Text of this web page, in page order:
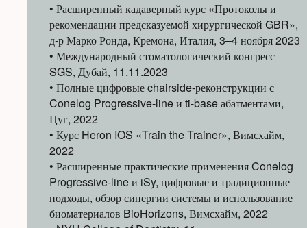
• Расширенный кадаверный курс «Протоколы и
рекомендации предсказуемой хирургической GBR»,
д-р Марко Ронда, Кремона, Италия, 3–4 ноября 2023
• Международный стоматологический конгресс
SGS, Дубай, 11.11.2023
• Полные цифровые chairside-реконструкции с
Conelog Progressive-line и ti-base абатментами,
Цуг, 2022
• Курс Heron IOS «Train the Trainer», Вимсхайм,
2022
• Расширенные практические применения Conelog
Progressive-line и iSy, цифровые и традиционные
подходы, обзор синергии системы и использование
биоматериалов BioHorizons, Вимсхайм, 2022